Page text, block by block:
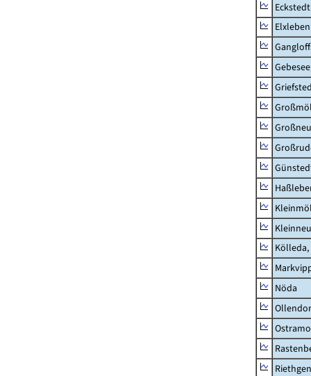
Eckstedt
Elxleben
Nöda
Riethgen